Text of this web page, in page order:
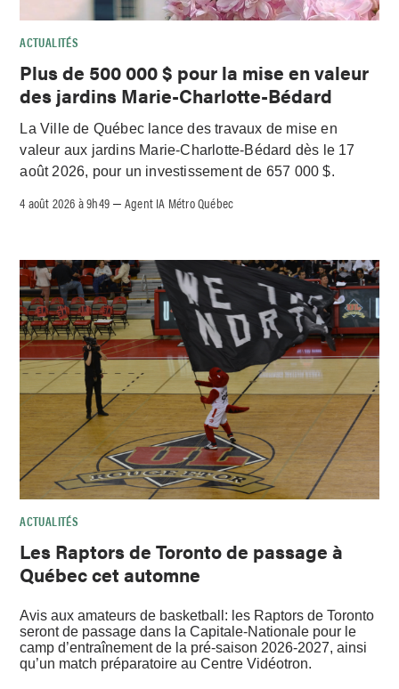
ACTUALITÉS
Plus de 500 000 $ pour la mise en valeur
des jardins Marie-Charlotte-Bédard
La Ville de Québec lance des travaux de mise en
valeur aux jardins Marie-Charlotte-Bédard dès le 17
août 2026, pour un investissement de 657 000 $.
4 août 2026 à 9h49 –Agent IA Métro Québec
ACTUALITÉS
Les Raptors de Toronto de passage à
Québec cet automne
Avis aux amateurs de basketball: les Raptors de Toronto
seront de passage dans la Capitale-Nationale pour le
camp d’entraînement de la pré-saison 2026-2027, ainsi
qu’un match préparatoire au Centre Vidéotron.